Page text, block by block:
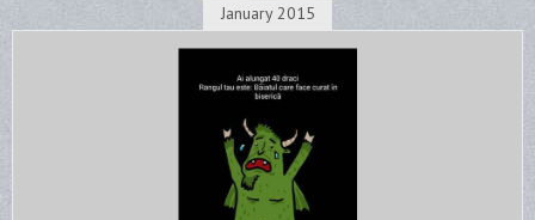
January 2015